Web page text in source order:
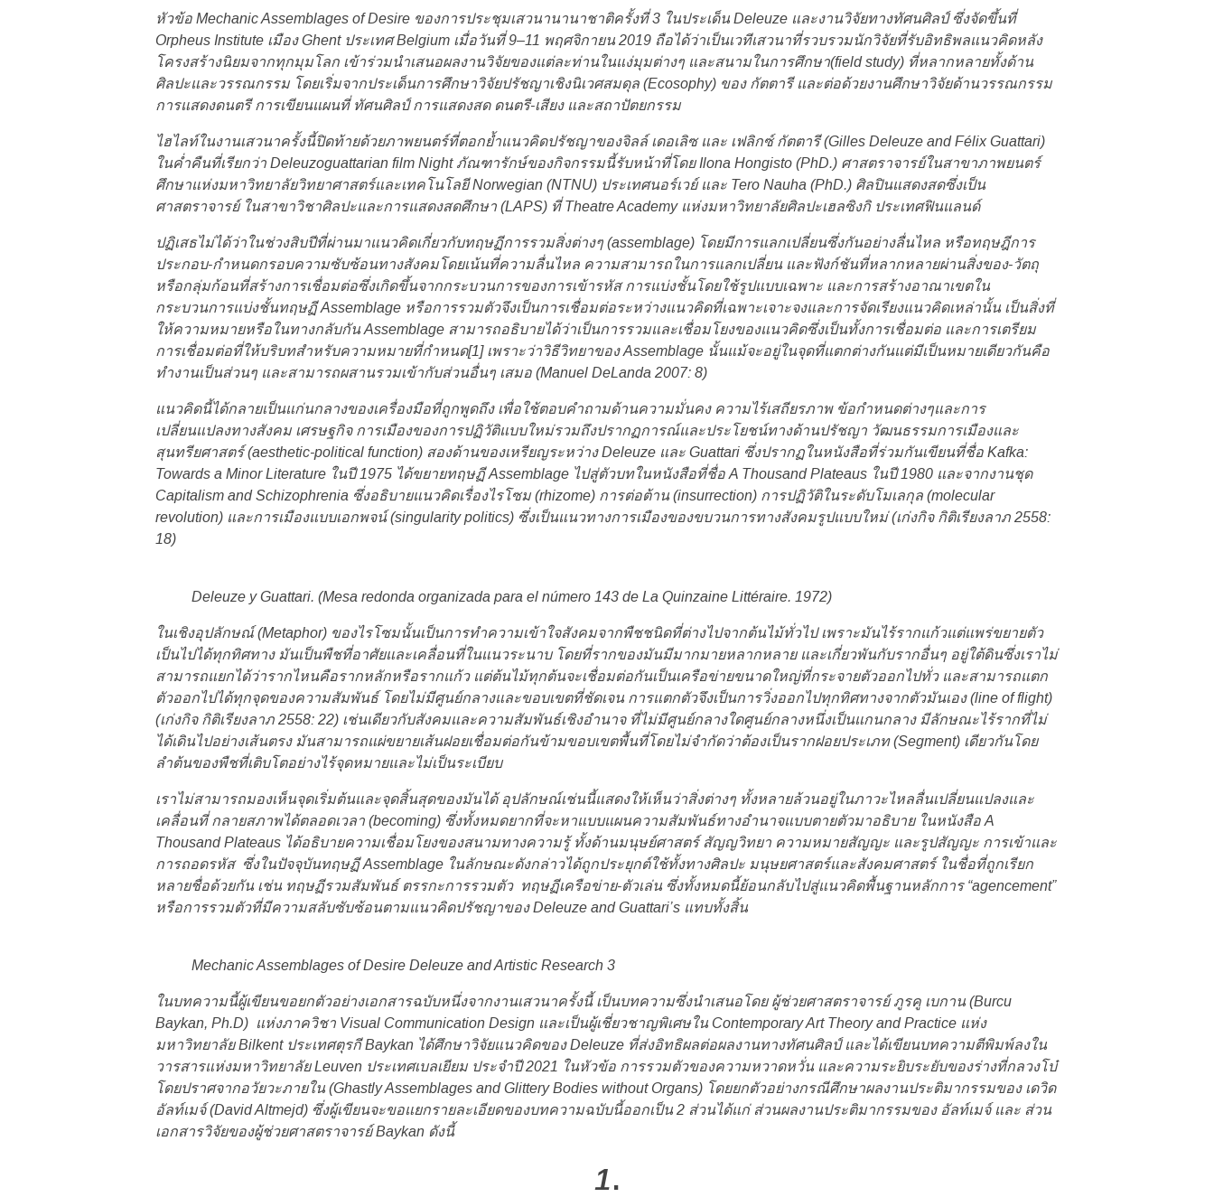
หัวข้อ Mechanic Assemblages of Desire ของการประชุมเสวนานานาชาติครั้งที่ 3 ในประเด็น Deleuze และงานวิจัยทางทัศนศิลป์ ซึ่งจัดขึ้นที่
Orpheus Institute เมือง Ghent ประเทศ Belgium เมื่อวันที่ 9–11 พฤศจิกายน 2019 ถือได้ว่าเป็นเวทีเสวนาที่รวบรวมนักวิจัยที่รับอิทธิพลแนวคิดหลัง
โครงสร้างนิยมจากทุกมุมโลก เข้าร่วมนำเสนอผลงานวิจัยของแต่ละท่านในแง่มุมต่างๆ และสนามในการศึกษา(field study) ที่หลากหลายทั้งด้าน
ศิลปะและวรรณกรรม โดยเริ่มจากประเด็นการศึกษาวิจัยปรัชญาเชิงนิเวศสมดุล (Ecosophy) ของ กัตตารี และต่อด้วยงานศึกษาวิจัยด้านวรรณกรรม
การแสดงดนตรี การเขียนแผนที่ ทัศนศิลป์ การแสดงสด ดนตรี-เสียง และสถาปัตยกรรม
ไฮไลท์ในงานเสวนาครั้งนี้ปิดท้ายด้วยภาพยนตร์ที่ตอกย้ำแนวคิดปรัชญาของจิลล์ เดอเลิซ และ เฟลิกซ์ กัตตารี (Gilles Deleuze and Félix Guattari)
ในค่ำคืนที่เรียกว่า Deleuzoguattarian film Night ภัณฑารักษ์ของกิจกรรมนี้รับหน้าที่โดย Ilona Hongisto (PhD.) ศาสตราจารย์ในสาขาภาพยนตร์
ศึกษาแห่งมหาวิทยาลัยวิทยาศาสตร์และเทคโนโลยี Norwegian (NTNU) ประเทศนอร์เวย์ และ Tero Nauha (PhD.) ศิลปินแสดงสดซึ่งเป็น
ศาสตราจารย์ ในสาขาวิชาศิลปะและการแสดงสดศึกษา (LAPS) ที่ Theatre Academy แห่งมหาวิทยาลัยศิลปะเฮลซิงกิ ประเทศฟินแลนด์
ปฏิเสธไม่ได้ว่าในช่วงสิบปีที่ผ่านมาแนวคิดเกี่ยวกับทฤษฏีการรวมสิ่งต่างๆ (assemblage) โดยมีการแลกเปลี่ยนซึ่งกันอย่างลื่นไหล หรือทฤษฎีการ
ประกอบ-กำหนดกรอบความซับซ้อนทางสังคมโดยเน้นที่ความลื่นไหล ความสามารถในการแลกเปลี่ยน และฟังก์ชันที่หลากหลายผ่านสิ่งของ-วัตถุ
หรือกลุ่มก้อนที่สร้างการเชื่อมต่อซึ่งเกิดขึ้นจากกระบวนการของการเข้ารหัส การแบ่งชั้นโดยใช้รูปแบบเฉพาะ และการสร้างอาณาเขตใน
กระบวนการแบ่งชั้นทฤษฏี Assemblage หรือการรวมตัวจึงเป็นการเชื่อมต่อระหว่างแนวคิดที่เฉพาะเจาะจงและการจัดเรียงแนวคิดเหล่านั้น เป็นสิ่งที่
ให้ความหมายหรือในทางกลับกัน Assemblage สามารถอธิบายได้ว่าเป็นการรวมและเชื่อมโยงของแนวคิดซึ่งเป็นทั้งการเชื่อมต่อ และการเตรียม
การเชื่อมต่อที่ให้บริบทสำหรับความหมายที่กำหนด[1] เพราะว่าวิธีวิทยาของ Assemblage นั้นแม้จะอยู่ในจุดที่แตกต่างกันแต่มีเป็นหมายเดียวกันคือ
ทำงานเป็นส่วนๆ และสามารถผสานรวมเข้ากับส่วนอื่นๆ เสมอ (Manuel DeLanda 2007: 8)
แนวคิดนี้ได้กลายเป็นแก่นกลางของเครื่องมือที่ถูกพูดถึง เพื่อใช้ตอบคำถามด้านความมั่นคง ความไร้เสถียรภาพ ข้อกำหนดต่างๆและการ
เปลี่ยนแปลงทางสังคม เศรษฐกิจ การเมืองของการปฏิวัติแบบใหม่รวมถึงปรากฏการณ์และประโยชน์ทางด้านปรัชญา วัฒนธรรมการเมืองและ
สุนทรียศาสตร์ (aesthetic-political function) สองด้านของเหรียญระหว่าง Deleuze และ Guattari ซึ่งปรากฏในหนังสือที่ร่วมกันเขียนที่ชื่อ Kafka:
Towards a Minor Literature ในปี 1975 ได้ขยายทฤษฏี Assemblage ไปสู่ตัวบทในหนังสือที่ชื่อ A Thousand Plateaus ในปี 1980 และจากงานชุด
Capitalism and Schizophrenia ซึ่งอธิบายแนวคิดเรื่องไรโซม (rhizome) การต่อต้าน (insurrection) การปฏิวัติในระดับโมเลกุล (molecular
revolution) และการเมืองแบบเอกพจน์ (singularity politics) ซึ่งเป็นแนวทางการเมืองของขบวนการทางสังคมรูปแบบใหม่ (เก่งกิจ กิติเรียงลาภ 2558:
18)
Deleuze y Guattari. (Mesa redonda organizada para el número 143 de La Quinzaine Littéraire. 1972)
ในเชิงอุปลักษณ์ (Metaphor) ของไรโซมนั้นเป็นการทำความเข้าใจสังคมจากพืชชนิดที่ต่างไปจากต้นไม้ทั่วไป เพราะมันไร้รากแก้วแต่แพร่ขยายตัว
เป็นไปได้ทุกทิศทาง มันเป็นพืชที่อาศัยและเคลื่อนที่ในแนวระนาบ โดยที่รากของมันมีมากมายหลากหลาย และเกี่ยวพันกับรากอื่นๆ อยู่ใต้ดินซึ่งเราไม่
สามารถแยกได้ว่ารากไหนคือรากหลักหรือรากแก้ว แต่ต้นไม้ทุกต้นจะเชื่อมต่อกันเป็นเครือข่ายขนาดใหญ่ที่กระจายตัวออกไปทั่ว และสามารถแตก
ตัวออกไปได้ทุกจุดของความสัมพันธ์ โดยไม่มีศูนย์กลางและขอบเขตที่ชัดเจน การแตกตัวจึงเป็นการวิ่งออกไปทุกทิศทางจากตัวมันเอง (line of flight)
(เก่งกิจ กิติเรียงลาภ 2558: 22) เช่นเดียวกับสังคมและความสัมพันธ์เชิงอำนาจ ที่ไม่มีศูนย์กลางใดศูนย์กลางหนึ่งเป็นแกนกลาง มีลักษณะไร้รากที่ไม่
ได้เดินไปอย่างเส้นตรง มันสามารถแผ่ขยายเส้นฝอยเชื่อมต่อกันข้ามขอบเขตพื้นที่โดยไม่จำกัดว่าต้องเป็นรากฝอยประเภท (Segment) เดียวกันโดย
ลำต้นของพืชที่เติบโตอย่างไร้จุดหมายและไม่เป็นระเบียบ
เราไม่สามารถมองเห็นจุดเริ่มต้นและจุดสิ้นสุดของมันได้ อุปลักษณ์เช่นนี้แสดงให้เห็นว่าสิ่งต่างๆ ทั้งหลายล้วนอยู่ในภาวะไหลลื่นเปลี่ยนแปลงและ
เคลื่อนที่ กลายสภาพได้ตลอดเวลา (becoming) ซึ่งทั้งหมดยากที่จะหาแบบแผนความสัมพันธ์ทางอำนาจแบบตายตัวมาอธิบาย ในหนังสือ A
Thousand Plateaus ได้อธิบายความเชื่อมโยงของสนามทางความรู้ ทั้งด้านมนุษย์ศาสตร์ สัญญวิทยา ความหมายสัญญะ และรูปสัญญะ การเข้าและ
การถอดรหัส ซึ่งในปัจจุบันทฤษฏี Assemblage ในลักษณะดังกล่าวได้ถูกประยุกต์ใช้ทั้งทางศิลปะ มนุษยศาสตร์และสังคมศาสตร์ ในชื่อที่ถูกเรียก
หลายชื่อด้วยกัน เช่น ทฤษฏีรวมสัมพันธ์ ตรรกะการรวมตัว ทฤษฏีเครือข่าย-ตัวเล่น ซึ่งทั้งหมดนี้ย้อนกลับไปสู่แนวคิดพื้นฐานหลักการ “agencement”
หรือการรวมตัวที่มีความสลับซับซ้อนตามแนวคิดปรัชญาของ Deleuze and Guattari’s แทบทั้งสิ้น
Mechanic Assemblages of Desire Deleuze and Artistic Research 3
ในบทความนี้ผู้เขียนขอยกตัวอย่างเอกสารฉบับหนึ่งจากงานเสวนาครั้งนี้ เป็นบทความซึ่งนำเสนอโดย ผู้ช่วยศาสตราจารย์ ภูรคู เบกาน (Burcu
Baykan, Ph.D) แห่งภาควิชา Visual Communication Design และเป็นผู้เชี่ยวชาญพิเศษใน Contemporary Art Theory and Practice แห่ง
มหาวิทยาลัย Bilkent ประเทศตุรกี Baykan ได้ศึกษาวิจัยแนวคิดของ Deleuze ที่ส่งอิทธิผลต่อผลงานทางทัศนศิลป์ และได้เขียนบทความตีพิมพ์ลงใน
วารสารแห่งมหาวิทยาลัย Leuven ประเทศเบลเยียม ประจำปี 2021 ในหัวข้อ การรวมตัวของความหวาดหวั่น และความระยิบระยับของร่างที่กลวงโบ๋
โดยปราศจากอวัยวะภายใน (Ghastly Assemblages and Glittery Bodies without Organs) โดยยกตัวอย่างกรณีศึกษาผลงานประติมากรรมของ เดวิด
อัลท์เมจ์ (David Altmejd) ซึ่งผู้เขียนจะขอแยกรายละเอียดของบทความฉบับนี้ออกเป็น 2 ส่วนได้แก่ ส่วนผลงานประติมากรรมของ อัลท์เมจ์ และ ส่วน
เอกสารวิจัยของผู้ช่วยศาสตราจารย์ Baykan ดังนี้
1.